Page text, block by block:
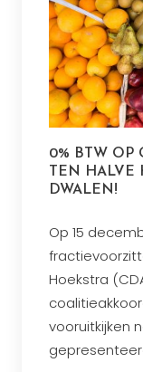
0% BTW OP
TEN HALVE
DWALEN!
Op 15
Hoekstra
vooruitkijken